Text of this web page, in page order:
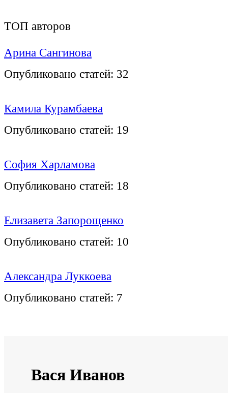
ТОП авторов
Арина Сангинова
Опубликовано статей: 32
Камила Курамбаева
Опубликовано статей: 19
София Харламова
Опубликовано статей: 18
Елизавета Запорощенко
Опубликовано статей: 10
Александра Луккоева
Опубликовано статей: 7
Вася Иванов